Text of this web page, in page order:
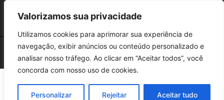
Valorizamos sua privacidade
Utilizamos cookies para aprimorar sua experiência de
navegação, exibir anúncios ou conteúdo personalizado e
analisar nosso tráfego. Ao clicar em “Aceitar todos”, você
concorda com nosso uso de cookies.
Personalizar Rejeitar Aceitar tudo